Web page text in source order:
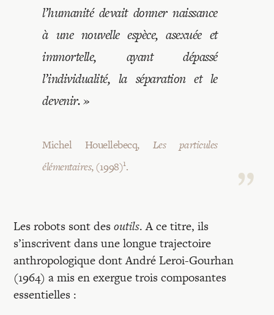
Entretiens
Revues
Colloque
Mon panier
l’humanité devait donner naissance
à une nouvelle espèce, asexuée et
immortelle, ayant dépassé
l’individualité, la séparation et le
devenir. »
Michel Houellebecq, Les particules
élémentaires, (1998)1.
Les robots sont desoutils. A ce titre, ils
s’inscrivent dans une longue trajectoire
anthropologique dont André Leroi-Gourhan
(1964) a mis en exergue trois composantes
essentielles :